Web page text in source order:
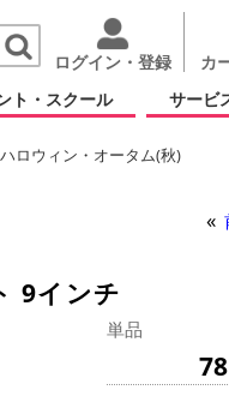
ログイン・登録 カ
ト・スクール サービ
ハロウィン・オータム(秋)
9インチ
単品